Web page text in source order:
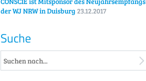
der WJ NRW in Duisburg 23.12.2017
Suche